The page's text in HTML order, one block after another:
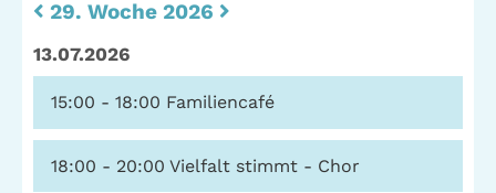
Big Point
Familienberatung –
Erziehung
29. Woche 2026
13.07.2026
15:00 - 18:00 Familiencafé
18:00 - 20:00 Vielfalt stimmt - Chor